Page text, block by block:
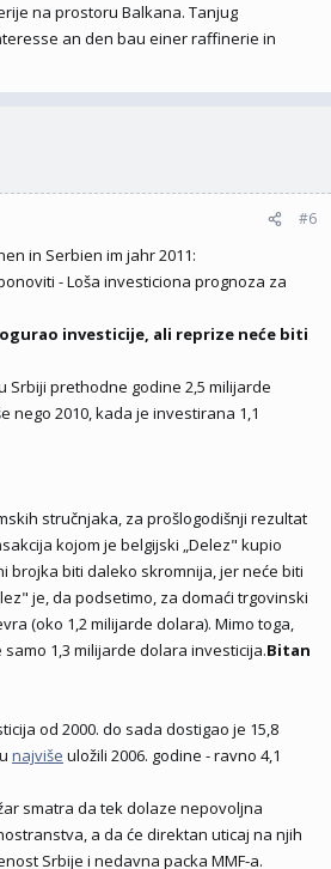
na prostoru Balkana. Tanjug
an den bau einer raffinerie in
#6
in Serbien im jahr 2011:
- Loša investiciona prognoza za
investicije, ali reprize neće biti
Srbiji prethodne godine 2,5 milijarde
nego 2010, kada je investirana 1,1
stručnjaka, za prošlogodišnji rezultat
kojom je belgijski „Delez" kupio
brojka biti daleko skromnija, jer neće biti
je, da podsetimo, za domaći trgovinski
(oko 1,2 milijarde dolara). Mimo toga,
1,3 milijarde dolara investicija.Bitan
od 2000. do sada dostigao je 15,8
najviše uložili 2006. godine - ravno 4,1
smatra da tek dolaze nepovoljna
a da će direktan uticaj na njih
Srbije i nedavna packa MMF-a.